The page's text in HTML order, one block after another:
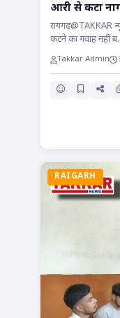
आरी से कटा
सत्ता!
रायगढ़@TAKKAR
कटने का गवाह नहीं
Takkar Admin
RAIGARH